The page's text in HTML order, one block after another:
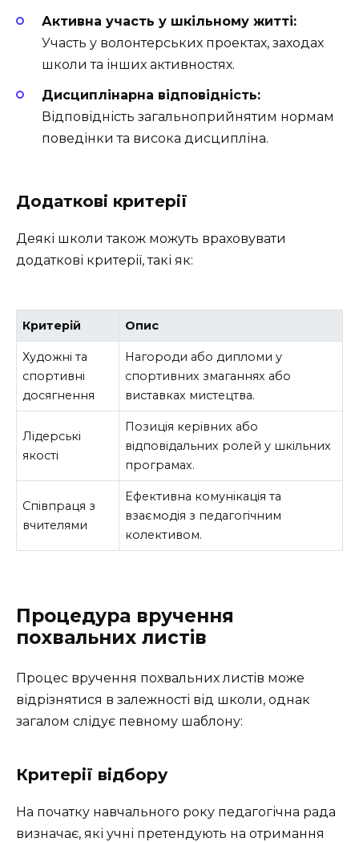
Активна участь у шкільному житті:
Участь у волонтерських проектах, заходах
школи та інших активностях.
Дисциплінарна відповідність:
Відповідність загальноприйнятим нормам
поведінки та висока дисципліна.
Додаткові критерії
Деякі школи також можуть враховувати
додаткові критерії, такі як:
Критерій Опис
Художні та
спортивні
досягнення
Нагороди або дипломи у
спортивних змаганнях або
виставках мистецтва.
Лідерські
якості
Позиція керівних або
відповідальних ролей у шкільних
програмах.
Співпраця з
вчителями
Ефективна комунікація та
взаємодія з педагогічним
колективом.
Процедура вручення
похвальних листів
Процес вручення похвальних листів може
відрізнятися в залежності від школи, однак
загалом слідує певному шаблону:
Критерії відбору
На початку навчального року педагогічна рада
визначає, які учні претендують на отримання